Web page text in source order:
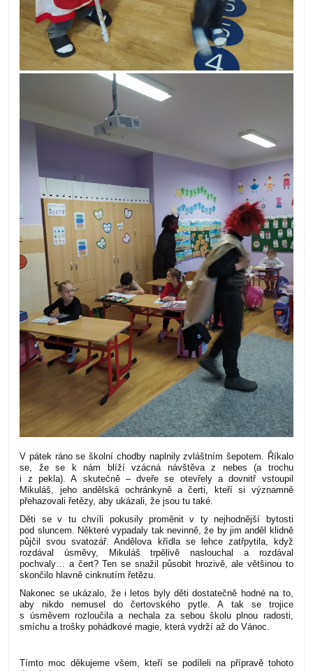
V pátek ráno se školní chodby naplnily zvláštním šepotem. Říkalo
se, že se k nám blíží vzácná návštěva z nebes (a trochu
i z pekla). A skutečně – dveře se otevřely a dovnitř vstoupil
Mikuláš, jeho andělská ochránkyně a čerti, kteří si významně
přehazovali řetězy, aby ukázali, že jsou tu také.
Děti se v tu chvíli pokusily proměnit v ty nejhodnější bytosti
pod sluncem. Některé vypadaly tak nevinně, že by jim anděl klidně
půjčil svou svatozář. Andělova křídla se lehce zatřpytila, když
rozdával úsměvy, Mikuláš trpělivě naslouchal a rozdával
pochvaly… a čert? Ten se snažil působit hrozivě, ale většinou to
skončilo hlavně cinknutím řetězu.
Nakonec se ukázalo, že i letos byly děti dostatečně hodné na to,
aby nikdo nemusel do čertovského pytle. A tak se trojice
s úsměvem rozloučila a nechala za sebou školu plnou radosti,
smíchu a trošky pohádkové magie, která vydrží až do Vánoc.
Tímto moc děkujeme všem, kteří se podíleli na přípravě tohoto